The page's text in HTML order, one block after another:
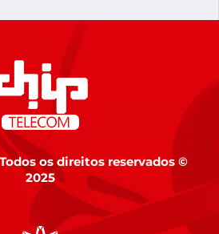
os direitos reservados ©
2025